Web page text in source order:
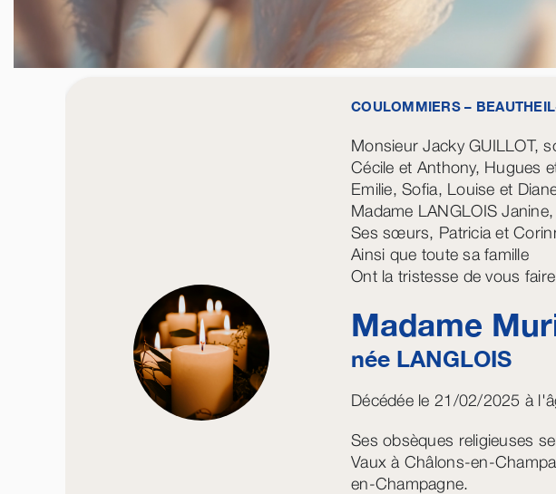
COULOMMIERS –
Monsieur Jacky GUILLOT,
Cécile et Anthony, Hugues
Emilie, Sofia, Louise et
Madame LANGLOIS
Ses sœurs, Patricia et
Ainsi que toute sa famille
Ont la tristesse de vous
Madame
née LANGLOIS
Décédée le 21/02/2025 à
Ses obsèques religieuses
Vaux à Châlons-en-
en-Champagne.